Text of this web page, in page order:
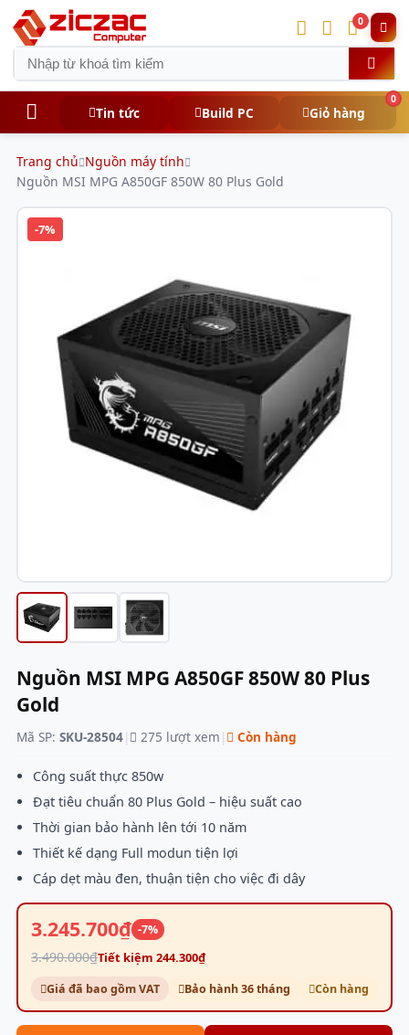
0
Tin tức Build PC Giỏ hàng
0
Trang chủ Nguồn máy tính
Nguồn MSI MPG A850GF 850W 80 Plus Gold
-7%
Nguồn MSI MPG A850GF 850W 80 Plus
Gold
Mã SP: SKU-28504| 275 lượt xem | Còn hàng
Công suất thực 850w
Đạt tiêu chuẩn 80 Plus Gold – hiệu suất cao
Thời gian bảo hành lên tới 10 năm
Thiết kế dạng Full modun tiện lợi
Cáp dẹt màu đen, thuận tiện cho việc đi dây
3.245.700₫ -7%
3.490.000₫Tiết kiệm 244.300₫
Giá đã bao gồm VAT Bảo hành 36 tháng Còn hàng